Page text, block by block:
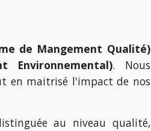
de Mangement Qualité)
Environnemental). Nous
en maitrisé l'impact de nos
au niveau qualité,